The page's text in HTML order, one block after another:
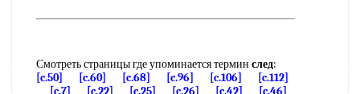
Смотреть страницы где упоминается термин след:
[c.50]
[c.60] [c.68] [c.96] [c.106]
[c.112]
[c.7]
[c.22] [c.25] [c.26] [c.42]
[c.46]